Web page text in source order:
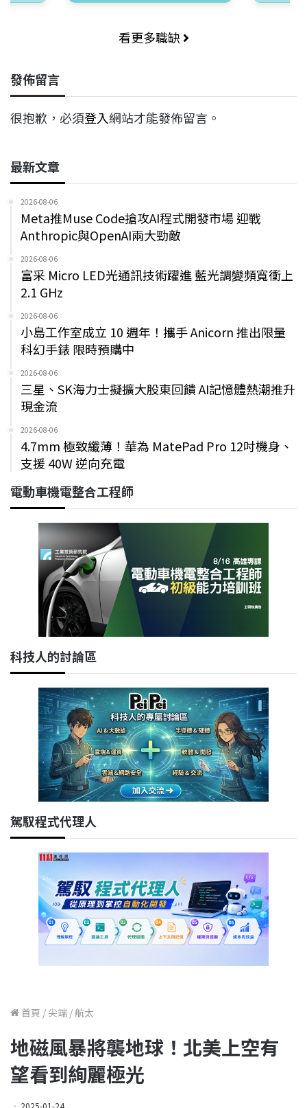
看更多職缺
發佈留言
很抱歉，必須登入網站才能發佈留言。
最新文章
2026-08-06
Meta推Muse Code搶攻AI程式開發市場 迎戰
Anthropic與OpenAI兩大勁敵
2026-08-06
富采 Micro LED光通訊技術躍進 藍光調變頻寬衝上
2.1 GHz
2026-08-06
小島工作室成立 10 週年！攜手 Anicorn 推出限量
科幻手錶 限時預購中
2026-08-06
三星、SK海力士擬擴大股東回饋 AI記憶體熱潮推升
現金流
2026-08-06
4.7mm 極致纖薄！華為 MatePad Pro 12吋機身、
支援 40W 逆向充電
電動車機電整合工程師
科技人的討論區
駕馭程式代理人